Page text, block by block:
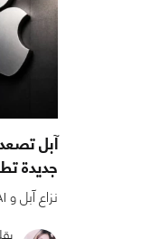
جديدة تطال 11
نزاع آبل و OpenAI يدخل مرحلة جديدة ⚖️